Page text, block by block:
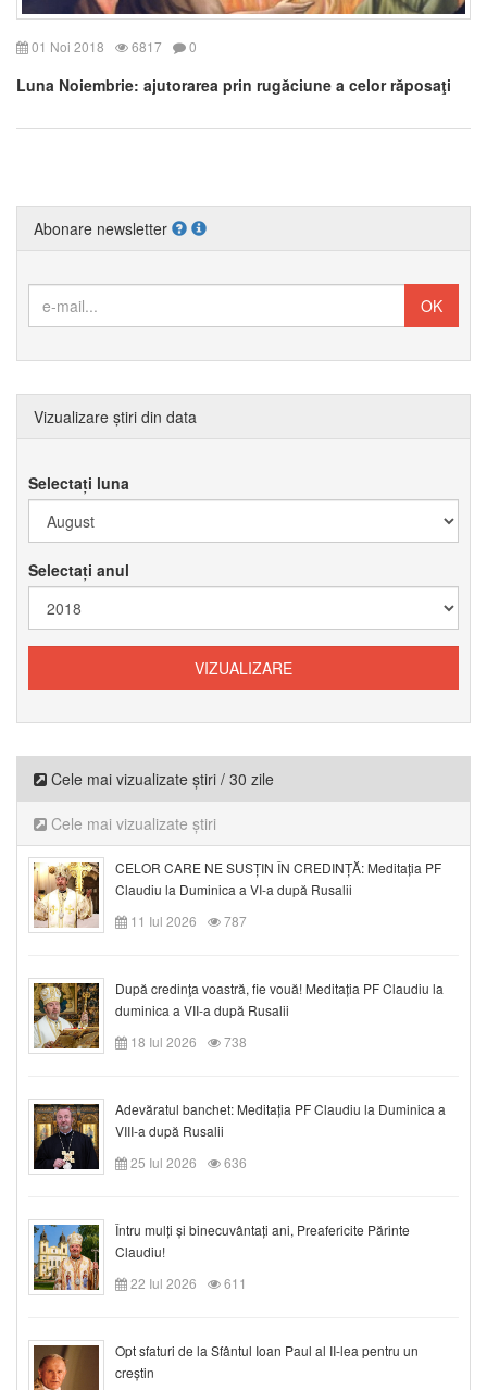
01 Noi 2018 6817 0
Luna Noiembrie: ajutorarea prin rugăciune a celor răposaţi
Abonare newsletter
Vizualizare știri din data
Selectați luna
Selectați anul
Cele mai vizualizate știri / 30 zile
Cele mai vizualizate știri
CELOR CARE NE SUSȚIN ÎN CREDINȚĂ: Meditația PF
Claudiu la Duminica a VI-a după Rusalii
11 Iul 2026
787
După credinţa voastră, fie vouă! Meditația PF Claudiu la
duminica a VII-a după Rusalii
18 Iul 2026
738
Adevăratul banchet: Meditația PF Claudiu la Duminica a
VIII-a după Rusalii
25 Iul 2026
636
Întru mulți și binecuvântați ani, Preafericite Părinte
Claudiu!
22 Iul 2026
611
Opt sfaturi de la Sfântul Ioan Paul al II-lea pentru un
creștin